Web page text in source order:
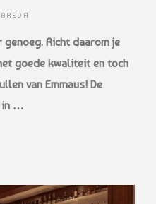
BREDA
Richt daarom je
goede kwaliteit en toch
van Emmaus! De
in …